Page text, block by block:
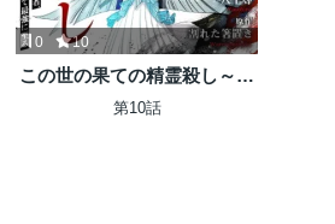
0 10
この世の果ての精霊殺し～パ
ーティーを追放された冒険
第10話